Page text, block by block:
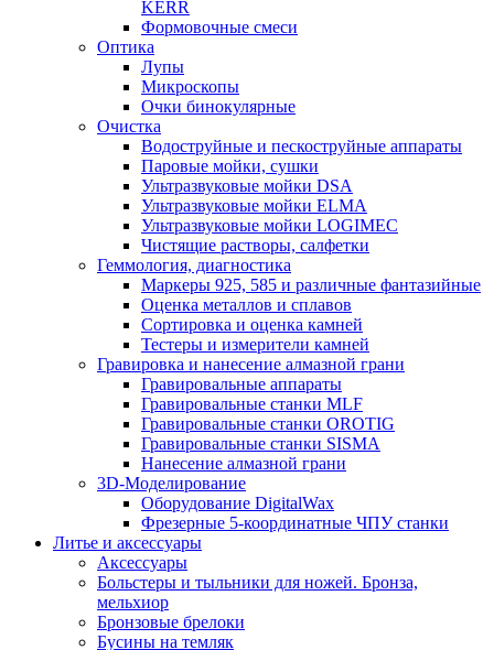
KERR
Формовочные смеси
Оптика
Лупы
Микроскопы
Очки бинокулярные
Очистка
Водоструйные и пескоструйные аппараты
Паровые мойки, сушки
Ультразвуковые мойки DSA
Ультразвуковые мойки ELMA
Ультразвуковые мойки LOGIMEC
Чистящие растворы, салфетки
Геммология, диагностика
Маркеры 925, 585 и различные фантазийные
Оценка металлов и сплавов
Сортировка и оценка камней
Тестеры и измерители камней
Гравировка и нанесение алмазной грани
Гравировальные аппараты
Гравировальные станки MLF
Гравировальные станки OROTIG
Гравировальные станки SISMA
Нанесение алмазной грани
3D-Моделирование
Оборудование DigitalWax
Фрезерные 5-координатные ЧПУ станки
Литье и аксессуары
Аксессуары
Больстеры и тыльники для ножей. Бронза,
мельхиор
Бронзовые брелоки
Бусины на темляк